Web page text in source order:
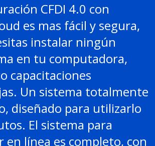
CFDI 4.0 con
es mas fácil y segura,
instalar ningún
en tu computadora,
capacitaciones
Un sistema totalmente
diseñado para utilizarlo
El sistema para
en línea es completo, con